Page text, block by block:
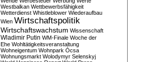
Westbalkan Wettbewerbsfähigkeit
Wetterdienst Whistleblower Wiederaufbau
Wien Wirtschaftspolitik
Wirtschaftswachstum Wissenschaft
Wladimir Putin WM-Finale Woche der
Ehe Wohltätigkeitsveranstaltung
Wohneigentum Wohnpark Ócsa
Wohnungsmarkt Wolodymyr Selenskyj